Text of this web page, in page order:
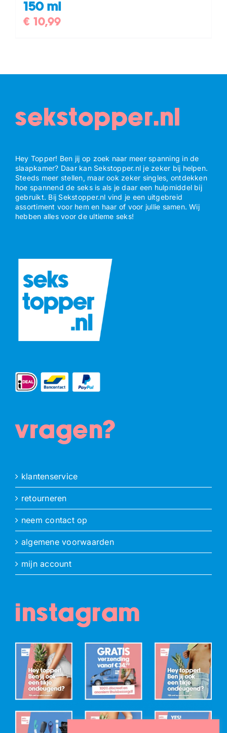
150 ml
€ 10,99
sekstopper.nl
Hey Topper! Ben jij op zoek naar meer spanning in de
slaapkamer? Daar kan Sekstopper.nl je zeker bij helpen.
Steeds meer stellen, maar ook zeker singles, ontdekken
hoe spannend de seks is als je daar een hulpmiddel bij
gebruikt. Bij Sekstopper.nl vind je een uitgebreid
assortiment voor hem en haar of voor jullie samen. Wij
hebben alles voor de ultieme seks!
vragen?
klantenservice
retourneren
neem contact op
algemene voorwaarden
mijn account
instagram